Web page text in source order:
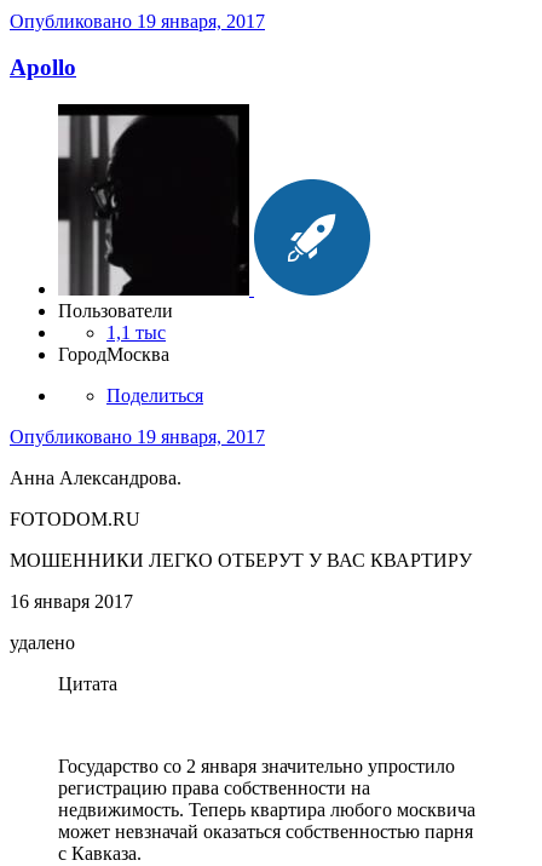
Опубликовано 19 января, 2017
Apollo
Пользователи
1,1 тыс
ГородМосква
Поделиться
Опубликовано 19 января, 2017
Анна Александрова.
FOTODOM.RU
МОШЕННИКИ ЛЕГКО ОТБЕРУТ У ВАС КВАРТИРУ
16 января 2017
удалено
Цитата
Государство со 2 января значительно упростило
регистрацию права собственности на
недвижимость. Теперь квартира любого москвича
может невзначай оказаться собственностью парня
с Кавказа.